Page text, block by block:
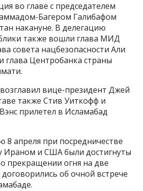
во главе с председателем
Багером Галибафом
накануне. В делегацию
также вошли глава МИД
совета нацбезопасности Али
глава Центробанка страны
вице-президент Джей
также Стив Уиткофф и
прилетел в Исламабад
апреля при посредничестве
Ираном и США были достигнуты
прекращении огня на две
об очной встрече